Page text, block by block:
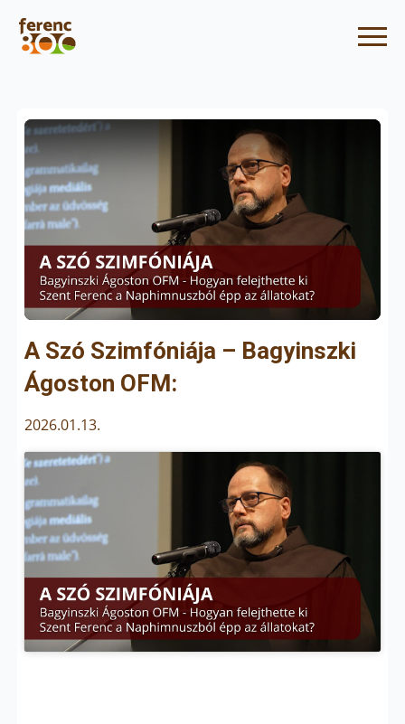
A Szó Szimfóniája – Bagyinszki
Ágoston OFM:
2026.01.13.